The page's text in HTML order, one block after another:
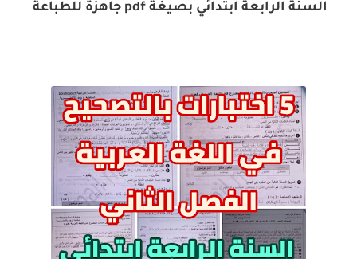
السنة الرابعة ابتدائي بصيغة pdf جاهزة للطباعة